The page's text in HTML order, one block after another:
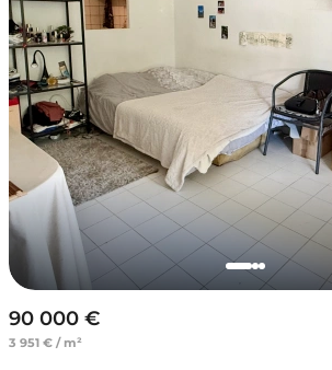
90 000 €
3 951 € / m²